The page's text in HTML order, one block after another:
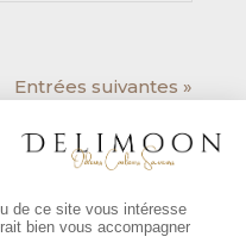
Entrées suivantes »